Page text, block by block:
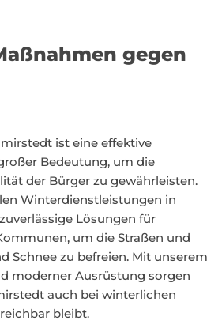
gegen
ist eine effektive
Bedeutung, um die
der Bürger zu gewährleisten.
Winterdienstleistungen in
Lösungen für
um die Straßen und
Schnee zu befreien. Mit unserem
moderner Ausrüstung sorgen
auch bei winterlichen
bleibt.